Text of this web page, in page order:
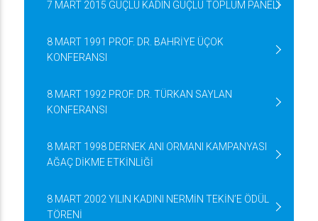
7 MART 2015 GÜÇLÜ KADIN GÜÇLÜ TOPLUM PANELİ
8 MART 1991 PROF. DR. BAHRİYE ÜÇOK
KONFERANSI
8 MART 1992 PROF. DR. TÜRKAN SAYLAN
KONFERANSI
8 MART 1998 DERNEK ANI ORMANI KAMPANYASI
AĞAÇ DİKME ETKİNLİĞİ
8 MART 2002 YILIN KADINI NERMİN TEKİN’E ÖDÜL
TÖRENİ